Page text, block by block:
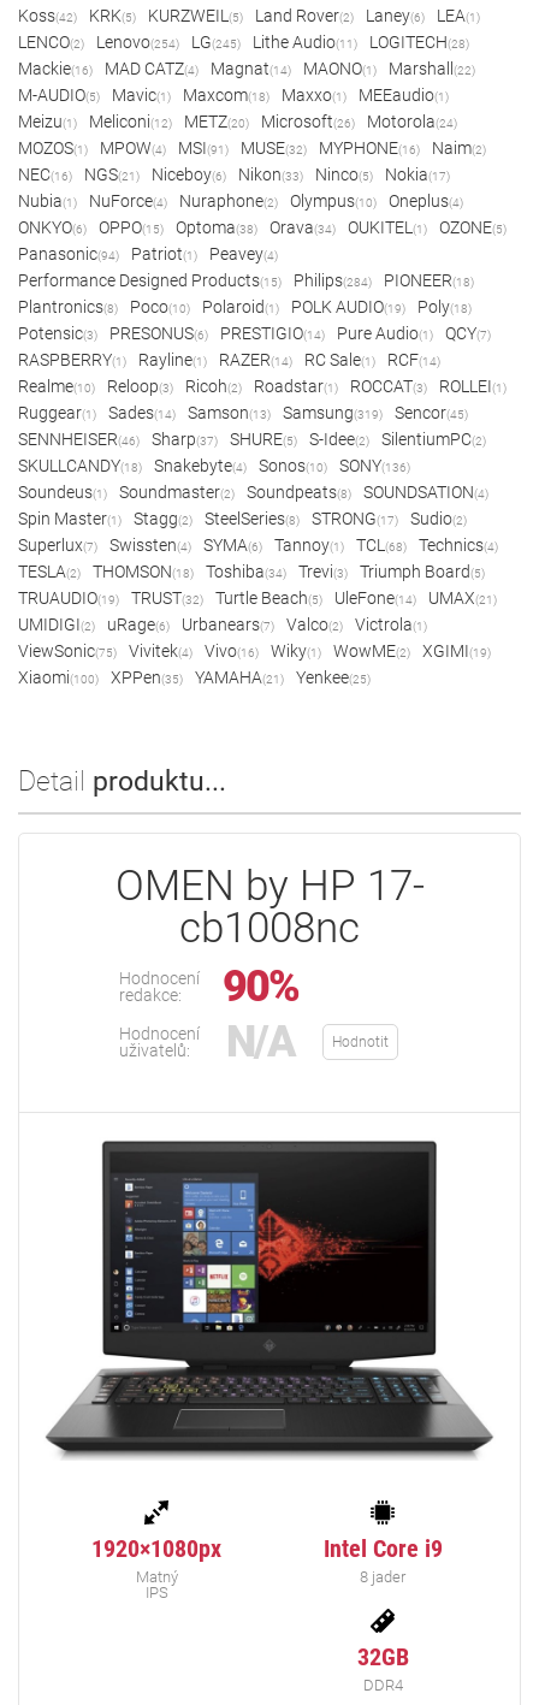
Koss(42) KRK(5) KURZWEIL (5) Land Rover(2) Laney(6) LEA(1)
LENCO(2) Lenovo(254) LG(245) Lithe Audio(11) LOGITECH(28)
Mackie(16) MAD CATZ(4) Magnat(14) MAONO(1) Marshall (22)
M-AUDIO(5) Mavic(1) Maxcom(18) Maxxo(1) MEEaudio(1)
Meizu(1) Meliconi(12) METZ(20) Microsoft(26) Motorola(24)
MOZOS(1) MPOW(4) MSI(91) MUSE(32) MYPHONE(16) Naim(2)
NEC(16) NGS(21) Niceboy(6) Nikon(33) Ninco(5) Nokia(17)
Nubia(1) NuForce(4) Nuraphone(2) Olympus(10) Oneplus(4)
ONKYO(6) OPPO(15) Optoma(38) Orava(34) OUKITEL (1) OZONE(5)
Panasonic(94) Patriot(1) Peavey(4)
Performance Designed Products(15) Philips(284) PIONEER(18)
Plantronics(8) Poco(10) Polaroid(1) POLK AUDIO(19) Poly(18)
Potensic(3) PRESONUS(6) PRESTIGIO(14) Pure Audio(1) QCY(7)
RASPBERRY(1) Rayline(1) RAZER(14) RC Sale(1) RCF(14)
Realme(10) Reloop(3) Ricoh(2) Roadstar(1) ROCCAT(3) ROLLEI(1)
Ruggear(1) Sades(14) Samson(13) Samsung(319) Sencor(45)
SENNHEISER(46) Sharp(37) SHURE(5) S-Idee(2) SilentiumPC(2)
SKULLCANDY(18) Snakebyte(4) Sonos(10) SONY(136)
Soundeus(1) Soundmaster(2) Soundpeats(8) SOUNDSATION(4)
Spin Master(1) Stagg(2) SteelSeries(8) STRONG(17) Sudio(2)
Superlux(7) Swissten(4) SYMA(6) Tannoy(1) TCL (68) Technics(4)
TESLA(2) THOMSON(18) Toshiba(34) Trevi(3) Triumph Board(5)
TRUAUDIO(19) TRUST(32) Turtle Beach(5) UleFone(14) UMAX(21)
UMIDIGI(2) uRage(6) Urbanears(7) Valco(2) Victrola(1)
ViewSonic(75) Vivitek(4) Vivo(16) Wiky(1) WowME(2) XGIMI(19)
Xiaomi(100) XPPen(35) YAMAHA(21) Yenkee(25)
Detail produktu...
OMEN by HP 17-
cb1008nc
Hodnocení
redakce:
90%
Hodnocení
uživatelů:
N/A Hodnotit
1920×1080px
Matný
IPS
Intel Core i9
8 jader
32GB
DDR4